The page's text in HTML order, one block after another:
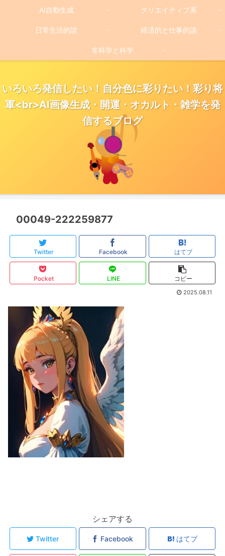
いろいろ発信したい！自分色に彩りたい！彩り将
軍<br>AI画像生成・開運・オカルト・雑学を発
信するブログ
AI自動生成 クリエイティブ系
日常生活的談 経済的と仕事的談
非科学と科学
00049-222259877
Twitter Facebook はてブ
Pocket LINE コピー
2025.08.11
シェアする
Twitter Facebook はてブ